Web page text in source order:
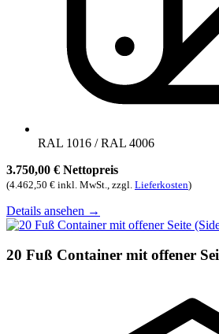
RAL 1016 / RAL 4006
3.750,00 € Nettopreis
(4.462,50 € inkl. MwSt., zzgl. Lieferkosten)
Details ansehen →
20 Fuß Container mit offener